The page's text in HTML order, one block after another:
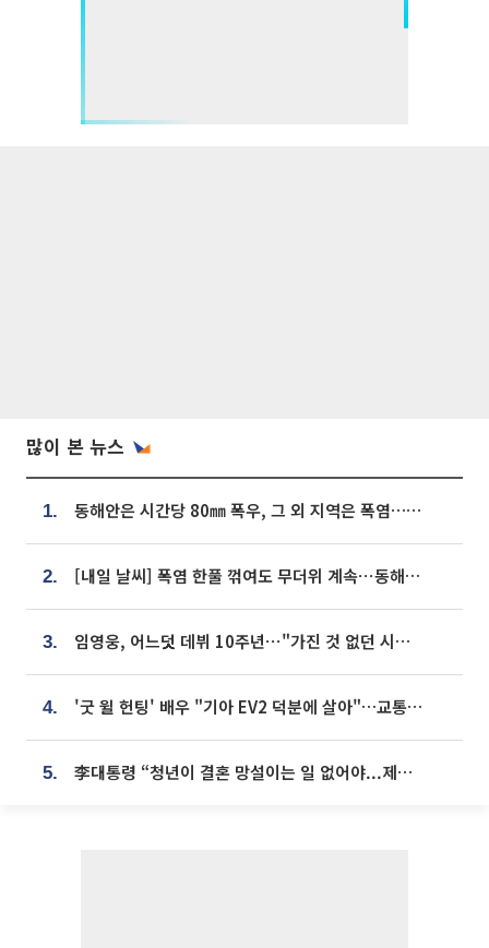
많이 본 뉴스
1. 동해안은 시간당 80㎜ 폭우, 그 외 지역은 폭염…‘극과 극 날씨’
2. [내일 날씨] 폭염 한풀 꺾여도 무더위 계속⋯동해안 이틀 연속 비
3. 임영웅, 어느덧 데뷔 10주년⋯"가진 것 없던 시절, 내 앞엔 20명의 팬뿐"
4. '굿 윌 헌팅' 배우 "기아 EV2 덕분에 살아"…교통사고 후 안전성 극찬
5. 李대통령 “청년이 결혼 망설이는 일 없어야...제도상 불이익 조사”